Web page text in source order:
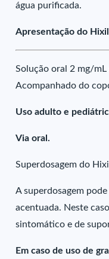
água purificada.
Apresentação do
Solução oral 2 mg/
Acompanhado do
Uso adulto e
Via oral.
Superdosagem do
A superdosagem
acentuada. Neste
sintomático e de
Em caso de uso de